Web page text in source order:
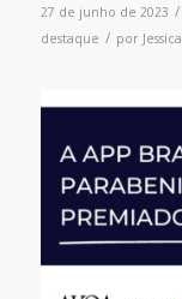
27 de junho de 2023 /
destaque / por Jessica